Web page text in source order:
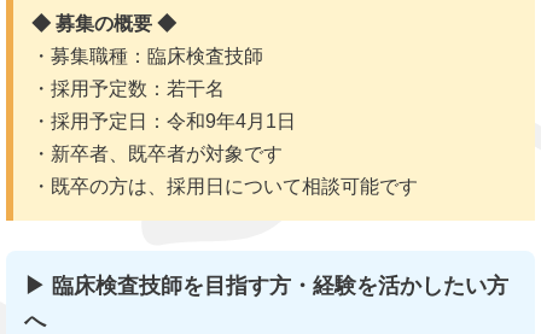
◆ 募集の概要 ◆
・募集職種：臨床検査技師
・採用予定数：若干名
・採用予定日：令和9年4月1日
・新卒者、既卒者が対象です
・既卒の方は、採用日について相談可能です
▶ 臨床検査技師を目指す方・経験を活かしたい方
へ